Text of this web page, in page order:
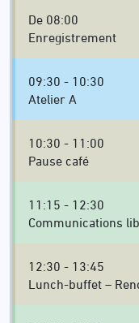
De 08:00
Enregistrement
09:30 - 10:30
Atelier A
10:30 - 11:00
Pause café
11:15 - 12:30
Communications
12:30 - 13:45
Lunch-buffet –